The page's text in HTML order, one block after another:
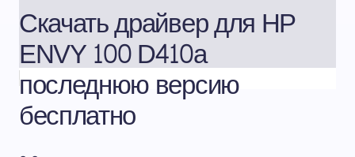
Скачать драйвер для HP
ENVY 100 D410a
последнюю версию
бесплатно